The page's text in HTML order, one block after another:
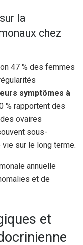
la
chez
47 % des femmes
symptômes à
% rapportent des
ovaires
sous-
sur le long terme.
annuelle
et de
et